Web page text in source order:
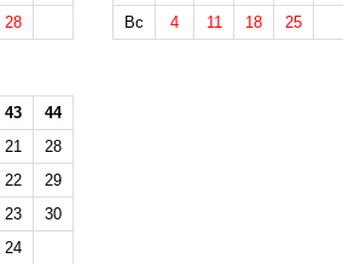
28
Вс
4 11 18 25
43
44
21
28
22
29
23
30
24